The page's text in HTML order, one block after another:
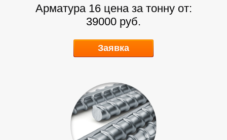
Арматура 16 цена за тонну от:
39000 руб.
Заявка